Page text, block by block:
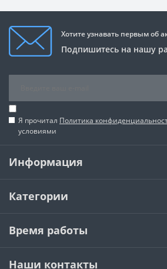
Хотите узнавать первым об
Подпишитесь на нашу
Я прочитал Политика
условиями
Информация
Категории
Время работы
Наши контакты